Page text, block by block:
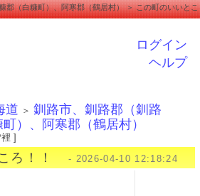
郡（白糠町）、阿寒郡（鶴居村） ＞ この町のいいとこ
ログイン
ヘルプ
道 ＞ 釧路市、釧路郡（釧路
）、阿寒郡（鶴居村）
]
ろ！！ - 2026-04-10 12:18:24